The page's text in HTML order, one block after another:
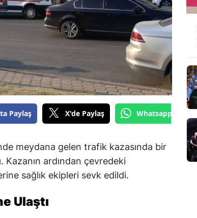
Paylaş X'de Paylaş Whatsapp'tan
meydana gelen trafik kazasında bir
Kazanın ardından çevredeki
sağlık ekipleri sevk edildi.
Ulaştı